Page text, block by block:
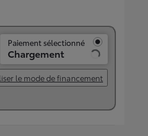
Paiement sélectionné
Chargement
le mode de financement